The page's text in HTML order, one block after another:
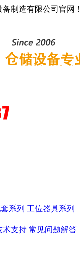
制造有限公司官网！
系列 工位器具系列
术支持 常见问题解答